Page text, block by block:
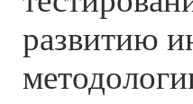
развитию